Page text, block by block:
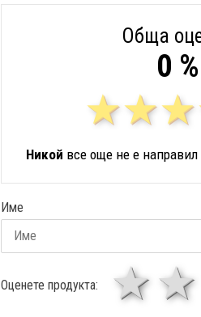
Обща
0 %
Никой все още не е
Име
Оценете продукта: 1